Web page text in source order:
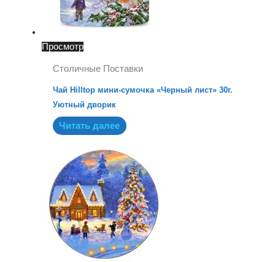
Просмотр
Столичные Поставки
Чай Hilltop мини-сумочка «Черный лист» 30г.
Уютный дворик
Читать далее